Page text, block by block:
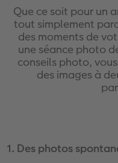
Livre
Livre
Livre
Album
Album
Tirage
Tirage
Tirages
Poster
Stickers
Photo
Photo
Tableau
Cadres
Porte-
Boule à
E-carte
Tirages
Jeux
Carte
Cartes
Carte
Faire-
Que ce soit pour un
tout simplement
des moments de
une séance photo
conseils photo,
des images à
1. Des photos